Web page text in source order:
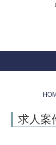
求人案